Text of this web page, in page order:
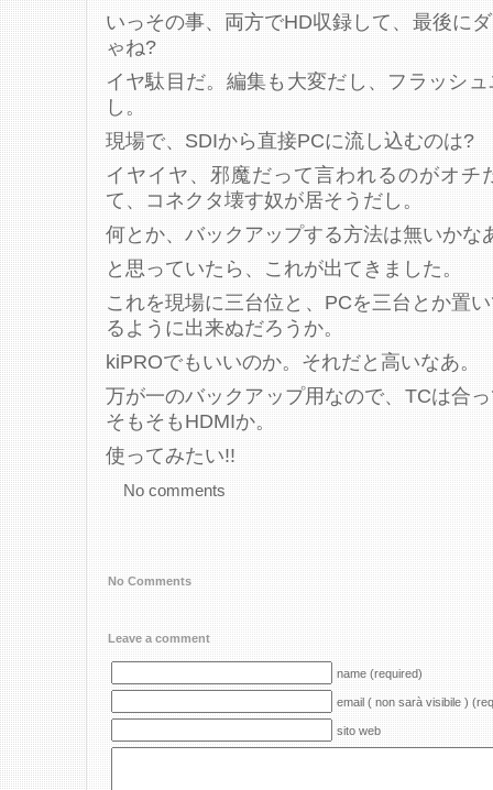
いっその事、両方でHD収録して、最後に
ゃね?
イヤ駄目だ。編集も大変だし、フラッシ
し。
現場で、SDIから直接PCに流し込むのは?
イヤイヤ、邪魔だって言われるのがオチ
て、コネクタ壊す奴が居そうだし。
何とか、バックアップする方法は無いかな
と思っていたら、これが出てきました。
これを現場に三台位と、PCを三台とか置
るように出来ぬだろうか。
kiPROでもいいのか。それだと高いなあ。
万が一のバックアップ用なので、TCは合
そもそもHDMIか。
使ってみたい!!
No comments
No Comments
Leave a comment
name (required)
email ( non sarà visibile )
sito web